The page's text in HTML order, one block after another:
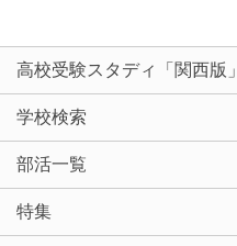
高校受験スタディ「関西版」
学校検索
部活一覧
特集